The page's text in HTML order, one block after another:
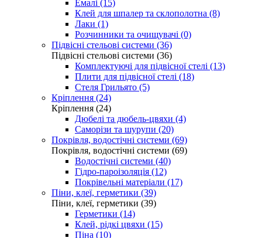
Емалі (15)
Клей для шпалер та склополотна (8)
Лаки (1)
Розчинники та очищувачі (0)
Підвісні стельові системи (36)
Підвісні стельові системи (36)
Комплектуючі для підвісної стелі (13)
Плити для підвісної стелі (18)
Стеля Грильято (5)
Кріплення (24)
Кріплення (24)
Дюбелі та дюбель-цвяхи (4)
Саморізи та шурупи (20)
Покрівля, водостічні системи (69)
Покрівля, водостічні системи (69)
Водостічні системи (40)
Гідро-пароізоляція (12)
Покрівельні матеріали (17)
Піни, клеї, герметики (39)
Піни, клеї, герметики (39)
Герметики (14)
Клей, рідкі цвяхи (15)
Піна (10)